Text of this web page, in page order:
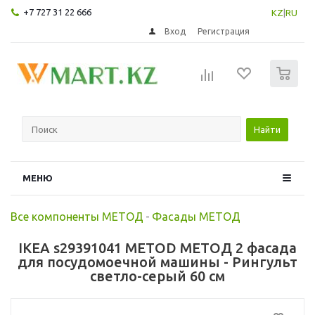
+7 727 31 22 666 KZ RU
Вход Регистрация
Найти
МЕНЮ
Все компоненты МЕТОД - Фасады МЕТОД
IKEA s29391041 METOD МЕТОД 2 фасада
для посудомоечной машины - Рингульт
светло-серый 60 см